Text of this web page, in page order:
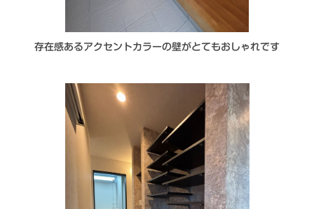
存在感あるアクセントカラーの壁がとてもおしゃれです